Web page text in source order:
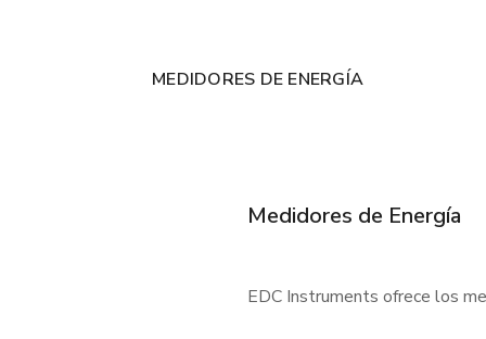
MEDIDORES DE ENERGÍA
Medidores de Energía
EDC Instruments ofrece los